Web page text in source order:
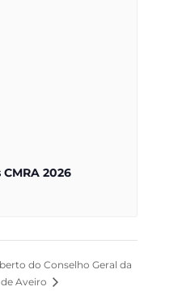
2026
do Conselho Geral da
Aveiro